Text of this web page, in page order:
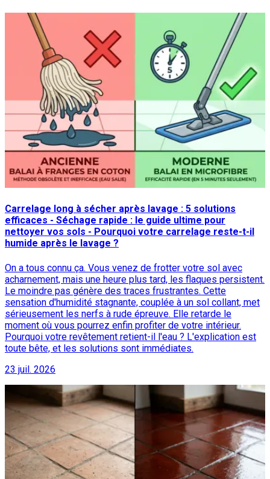
Carrelage long à sécher après lavage : 5 solutions
efficaces - Séchage rapide : le guide ultime pour
nettoyer vos sols - Pourquoi votre carrelage reste-t-il
humide après le lavage ?
On a tous connu ça. Vous venez de frotter votre sol avec
acharnement, mais une heure plus tard, les flaques persistent.
Le moindre pas génère des traces frustrantes. Cette
sensation d'humidité stagnante, couplée à un sol collant, met
sérieusement les nerfs à rude épreuve. Elle retarde le
moment où vous pourrez enfin profiter de votre intérieur.
Pourquoi votre revêtement retient-il l'eau ? L'explication est
toute bête, et les solutions sont immédiates.
23 juil. 2026